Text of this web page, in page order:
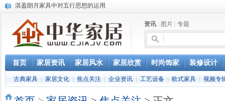
淇盈朗月家具中对五行思想的运用
还是“海尔冰箱造”!IEC国际保鲜标准再版
怎样用家具布置出好的办公室风水
您办公家具的贴心管家——北京办公家具网办公家具维修服务部成立
资讯 图片 专题
首页 家居资讯 家居风水 家居欣赏 时尚饰家 装修设计
古典家具 家居文化 焦点关注 企业资讯 工艺设备 欧式家具 视频专